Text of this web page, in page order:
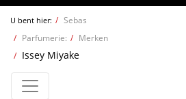
U bent hier:
Sebas
Parfumerie:
Merken
Issey Miyake